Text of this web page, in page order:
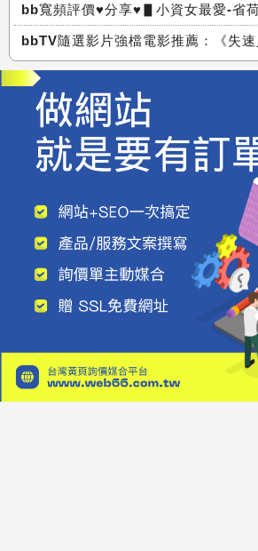
bb寬頻評價♥分享♥▋小資女最愛-省
bbTV隨選影片強檔電影推薦：《失速